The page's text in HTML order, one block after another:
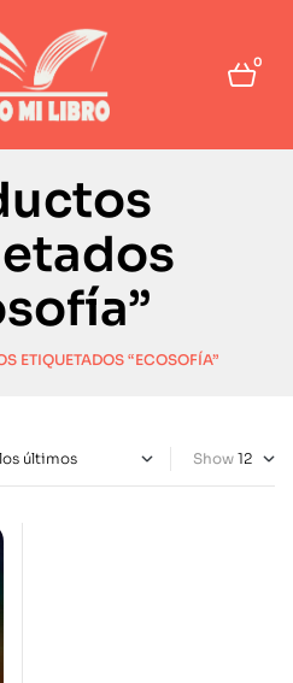
0
ETIQUETADOS “ECOSOFÍA”
Show